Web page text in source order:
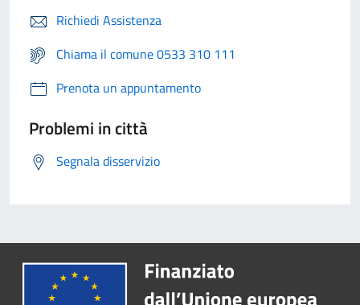
Richiedi Assistenza
Chiama il comune 0533 310 111
Prenota un appuntamento
Problemi in città
Segnala disservizio